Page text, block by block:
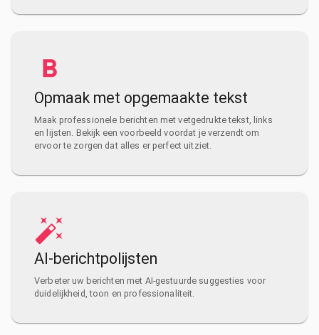
Opmaak met opgemaakte tekst
Maak professionele berichten met vetgedrukte tekst, links
en lijsten. Bekijk een voorbeeld voordat je verzendt om
ervoor te zorgen dat alles er perfect uitziet.
AI-berichtpolijsten
Verbeter uw berichten met AI-gestuurde suggesties voor
duidelijkheid, toon en professionaliteit.